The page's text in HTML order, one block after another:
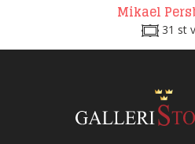
Mikael
31 st